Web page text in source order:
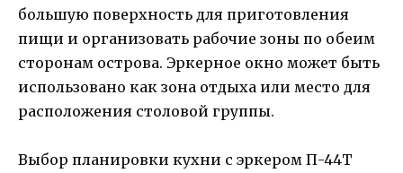
большую поверхность для приготовления
пищи и организовать рабочие зоны по обеим
сторонам острова. Эркерное окно может быть
использовано как зона отдыха или место для
расположения столовой группы.
Выбор планировки кухни с эркером П-44Т